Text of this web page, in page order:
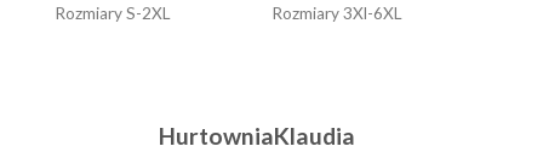
Rozmiary S-2XL
Rozmiary 3Xl-6XL
HurtowniaKlaudia